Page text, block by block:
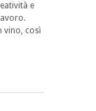
e
vino, così